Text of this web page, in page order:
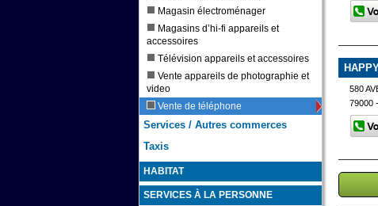
Magasin électroménager
Magasins d’hi-fi appareils et
accessoires
Télévision appareils et accessoires
Vente appareils de photographie et
video
Vente de téléphone
Services / Autres commerces
Taxis
HABITAT
SERVICES À LA PERSONNE
580
79000